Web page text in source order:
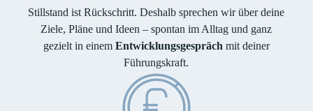
Stillstand ist Rückschritt. Deshalb sprechen wir über deine
Ziele, Pläne und Ideen – spontan im Alltag und ganz
gezielt in einem Entwicklungsgespräch mit deiner
Führungskraft.